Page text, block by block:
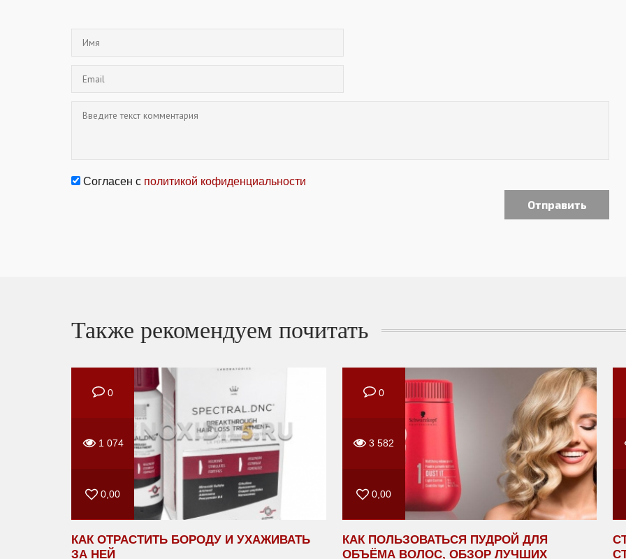
Согласен с политикой кофиденциальности
Также рекомендуем почитать
0
1 074
0,00
КАК ОТРАСТИТЬ БОРОДУ И УХАЖИВАТЬ
ЗА НЕЙ
0
3 582
0,00
КАК ПОЛЬЗОВАТЬСЯ ПУДРОЙ ДЛЯ
ОБЪЁМА ВОЛОС, ОБЗОР ЛУЧШИХ